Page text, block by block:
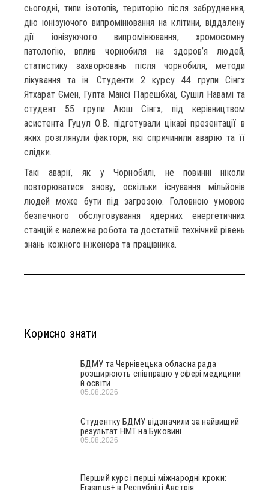
сьогодні, типи ізотопів, територію після забруднення,
дію іонізуючого випромінювання на клітини, віддалену
дії іонізуючого випромінювання, хромосомну
патологію, вплив чорнобиля на здоров’я людей,
статистику захворювань після чорнобиля, методи
лікування та ін. Студенти 2 курсу 44 групи Сінгх
Ятхарат Ємен, Гупта Мансі Парешбхаі, Сушіл Навамі та
студент 55 групи Аюш Сінгх, під керівництвом
асистента Гуцул О.В. підготували цікаві презентації в
яких розглянули фактори, які спричинили аварію та її
слідки.
Такі аварії, як у Чорнобилі, не повинні ніколи
повторюватися знову, оскільки існування мільйонів
людей може бути під загрозою. Головною умовою
безпечного обслуговування ядерних енергетичних
станцій є належна робота та достатній технічний рівень
знань кожного інженера та працівника.
Корисно знати
БДМУ та Чернівецька обласна рада
розширюють співпрацю у сфері медицини
й освіти
05.08.2026
Студентку БДМУ відзначили за найвищий
результат НМТ на Буковині
05.08.2026
Перший курс і перші міжнародні кроки:
Erasmus+ в Республіці Австрія